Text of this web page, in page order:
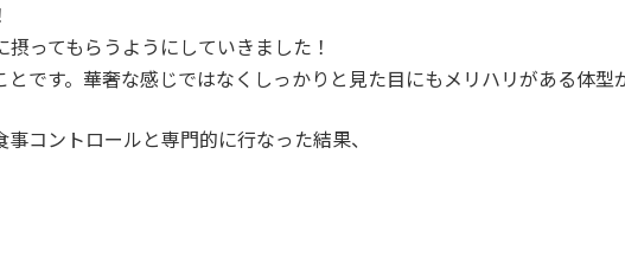
ってもらうようにしていきました！
です。華奢な感じではなくしっかりと見た目にもメリハリがある体型
コントロールと専門的に行なった結果、